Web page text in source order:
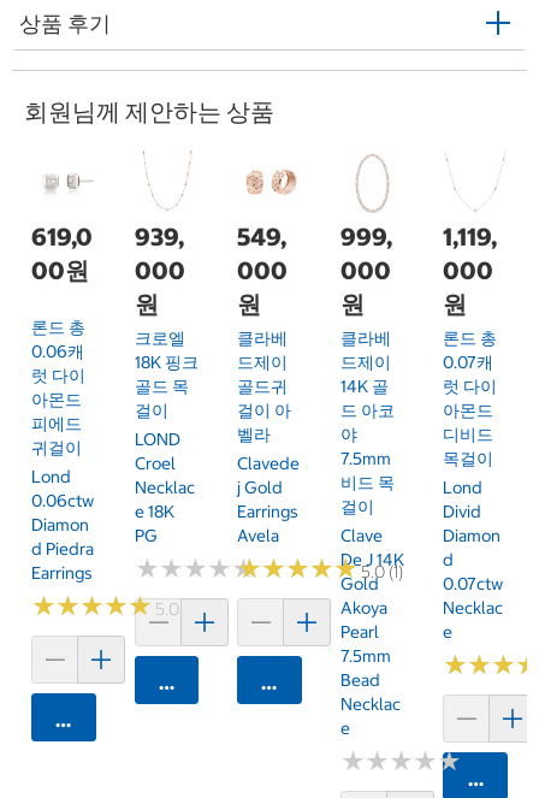
상품 후기
회원님께 제안하는 상품
619,0
00원
론드 총
0.06캐
럿 다이
아몬드
피에드
귀걸이
Lond
0.06ctw
Diamon
D Piedra
Earrings
★★★★★
★★★★★5.0 (2)
카트에 담기
939,
000
원
크로엘
18K 핑크
골드 목
걸이
LOND
Croel
Necklac
E 18K
PG
★★★★★
★★★★★
카트에 담기
549,
000
원
클라베
드제이
골드귀
걸이 아
벨라
Clavede
J Gold
Earrings
Avela
★★★★★
★★★★★5.0 (1)
카트에 담기
999,
000
원
클라베
드제이
14K 골
드 아코
야
7.5mm
비드 목
걸이
Clave
De J 14K
Gold
Akoya
Pearl
7.5mm
Bead
Necklac
E
★★★★★
★★★★★
1,119,
000
원
론드 총
0.07캐
럿 다이
아몬드
디비드
목걸이
Lond
Divid
Diamon
D
0.07ctw
Necklac
E
★★★
★★★
카트에